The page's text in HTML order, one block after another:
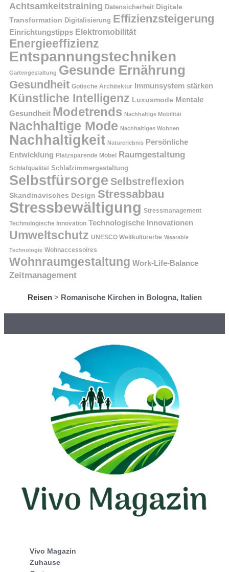
Achtsamkeitstraining Datensicherheit Digitale
Transformation Digitalisierung Effizienzsteigerung
Einrichtungstipps Elektromobilität
Energieeffizienz
Entspannungstechniken
Gartengestaltung Gesunde Ernährung
Gesundheit Gotische Architektur Immunsystem stärken
Künstliche Intelligenz Luxusmode Mentale
Gesundheit Modetrends Nachhaltige Mobilität
Nachhaltige Mode Nachhaltiges Wohnen
Nachhaltigkeit Naturerlebnis Persönliche
Entwicklung Platzsparende Möbel Raumgestaltung
Schlafqualität Schlafzimmergestaltung
Selbstfürsorge Selbstreflexion
Skandinavisches Design Stressabbau
Stressbewältigung Stressmanagement
Technologische Innovation Technologische Innovationen
Umweltschutz UNESCO Weltkulturerbe Wearable
Technologie Wohnaccessoires
Wohnraumgestaltung Work-Life-Balance
Zeitmanagement
Reisen> Romanische Kirchen in Bologna, Italien
Vivo Magazin
Zuhause